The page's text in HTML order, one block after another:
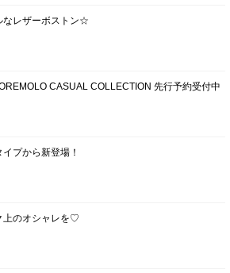
レザーボストン☆
CASUAL COLLECTION 先行予約受付中
イプから新登場！
上のオシャレを♡